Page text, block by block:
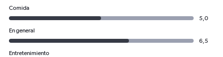
Comida
5,0
En general
6,5
Entretenimiento